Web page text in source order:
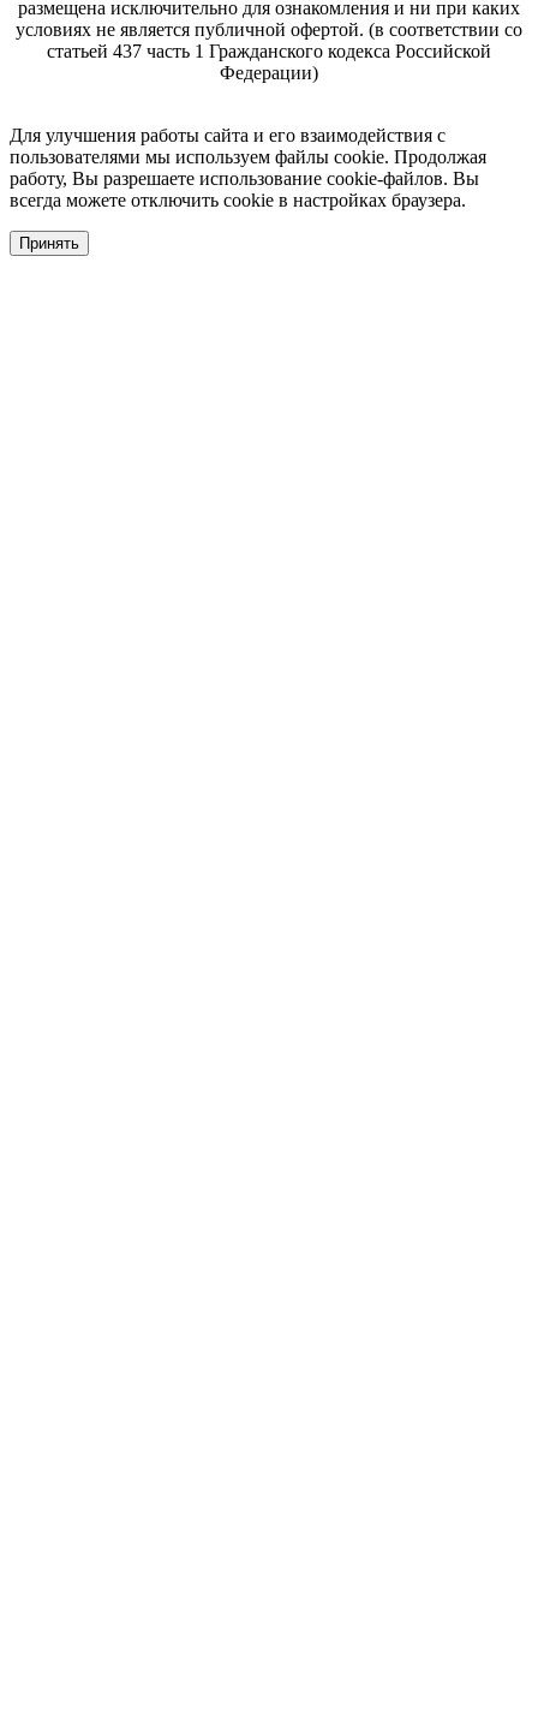
размещена исключительно для ознакомления и ни при каких
условиях не является публичной офертой. (в соответствии со
статьей 437 часть 1 Гражданского кодекса Российской
Федерации)
Для улучшения работы сайта и его взаимодействия с
пользователями мы используем файлы cookie. Продолжая
работу, Вы разрешаете использование cookie-файлов. Вы
всегда можете отключить cookie в настройках браузера.
Принять